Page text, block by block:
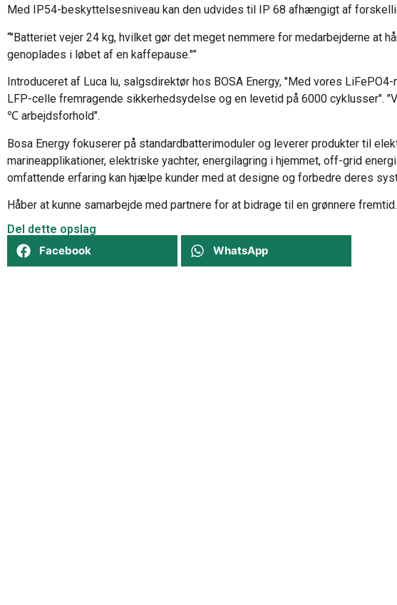
Med IP54-beskyttelsesniveau kan den udvides til IP 68 afhængigt af
“"Batteriet vejer 24 kg, hvilket gør det meget nemmere for medarbejderne at
genoplades i løbet af en kaffepause."”
Introduceret af Luca lu, salgsdirektør hos BOSA Energy, "Med vores
LFP-celle fremragende sikkerhedsydelse og en levetid på 6000 cyklusser".
℃ arbejdsforhold".
Bosa Energy fokuserer på standardbatterimoduler og leverer produkter til
marineapplikationer, elektriske yachter, energilagring i hjemmet, off-grid
omfattende erfaring kan hjælpe kunder med at designe og forbedre deres
Håber at kunne samarbejde med partnere for at bidrage til en grønnere fremtid.
Del dette opslag
Facebook
WhatsApp